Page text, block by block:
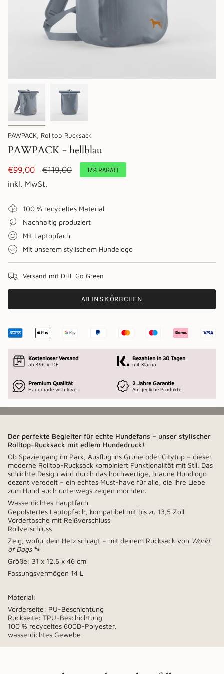
PAWPACK, Rolltop Rucksack
PAWPACK - hellblau
Verkaufspreis
€99,00
Regulärer
Preis
€119,00 17% RABATT
inkl. MwSt.
100 % recyceltes Material
Nachhaltig produziert
Mit Laptopfach
Mit unserem stylischem Hundelogo
Versand mit DHL Go Green
AB INS KÖRBCHEN
Kostenloser Versand
ab 49€ in DE
Bezahlen in 30 Tagen
mit Klarna
Premium Qualität
Handmade with love
2 Jahre Garantie
Auf jegliche Produkte
Der perfekte Begleiter für echte Hundefans – unser stylischer
Rolltop-Rucksack mit edlem Hundedruck!
Ob Spaziergang im Park, Ausflug ins Grüne oder Citytrip – dieser
moderne Rolltop-Rucksack kombiniert Funktionalität mit Stil. Das
schlichte Design wird durch das hochwertige, braune Hundlogo
dezent veredelt – ein echtes Must-have für alle, die ihre Liebe
zum Hund auch unterwegs zeigen möchten.
Wasserdichtes Hauptfach
Gepolstertes Laptopfach, kompatibel mit bis zu 13,5 Zoll
Vordertasche mit Reißverschluss
Rollverschluss
Zeig, wofür dein Herz schlägt – mit deinem Rucksack von World
of Dogs🐾
Größe: 31 x 12.5 x 46 cm
Fassungsvermögen 14 L
Material:
Vorderseite: PU-Beschichtung
Rückseite: TPU-Beschichtung
100 % recyceltes 600D-Polyester,
wasserdichtes Gewebe